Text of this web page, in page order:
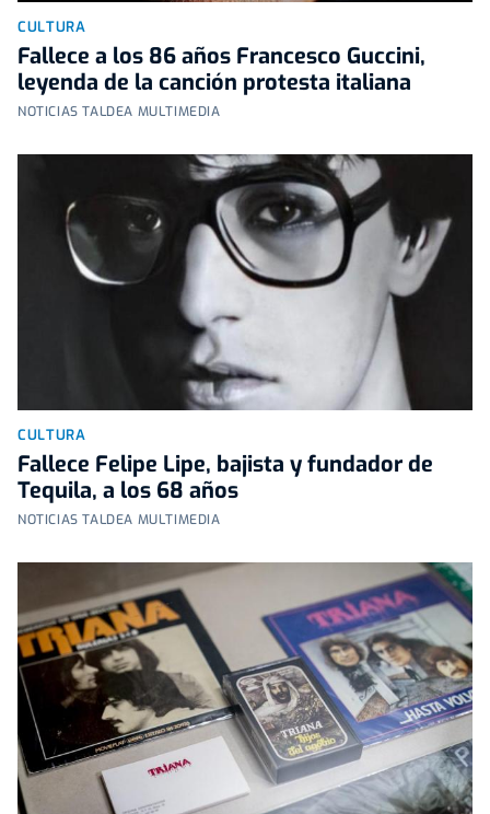
CULTURA
Fallece a los 86 años Francesco Guccini,
leyenda de la canción protesta italiana
NOTICIAS TALDEA MULTIMEDIA
CULTURA
Fallece Felipe Lipe, bajista y fundador de
Tequila, a los 68 años
NOTICIAS TALDEA MULTIMEDIA